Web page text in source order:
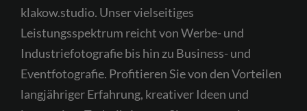
klakow.studio. Unser vielseitiges
Leistungsspektrum reicht von Werbe- und
Industriefotografie bis hin zu Business- und
Eventfotografie. Profitieren Sie von den Vorteilen
langjähriger Erfahrung, kreativer Ideen und